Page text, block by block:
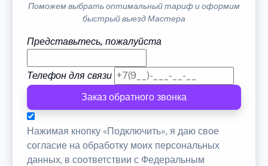
Поможем выбрать оптимальный тариф и оформим
быстрый выезд Мастера
Представьтесь, пожалуйста
Телефон для связи
Заказ обратного звонка
Нажимая кнопку «Подключить», я даю свое
согласие на обработку моих персональных
данных, в соответствии с Федеральным